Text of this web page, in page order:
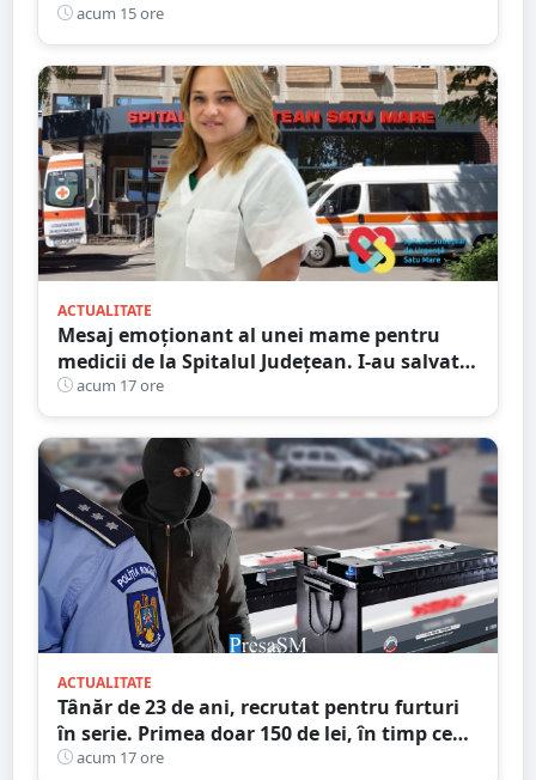
Victima, rămasă la pământ
acum 15 ore
ACTUALITATE
Mesaj emoționant al unei mame pentru
medicii de la Spitalul Județean. I-au salvat
copilul după ani de încercări fără rezultat
acum 17 ore
ACTUALITATE
Tânăr de 23 de ani, recrutat pentru furturi
în serie. Primea doar 150 de lei, în timp ce
complicii dispăreau cu prada
acum 17 ore